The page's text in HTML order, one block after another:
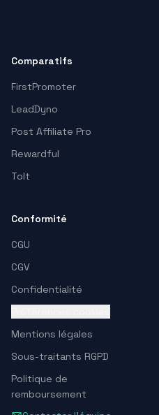
Comparatifs
FirstPromoter
LeadDyno
Post Affiliate Pro
Rewardful
Tolt
Conformité
CGU
CGV
Confidentialité
Mentions légales
Sous-traitants RGPD
Politique de
remboursement